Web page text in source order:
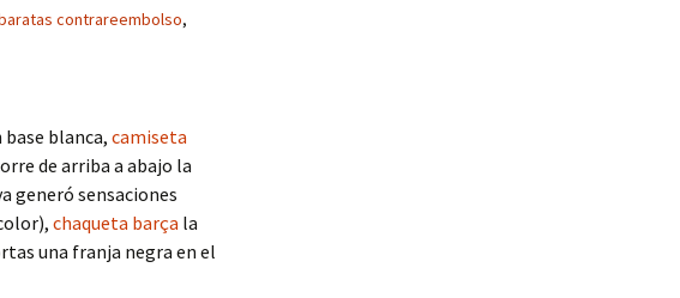
contrareembolso,
blanca, camiseta
de arriba a abajo la
generó sensaciones
chaqueta barça la
una franja negra en el